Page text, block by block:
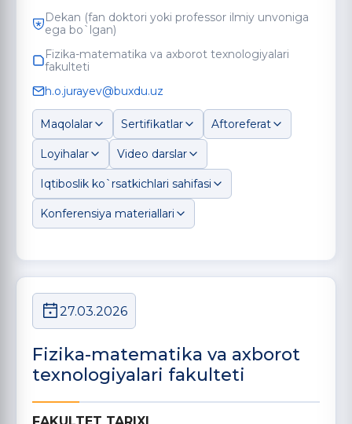
Dekan (fan doktori yoki professor ilmiy unvoniga
ega bo`lgan)
Fizika-matematika va axborot texnologiyalari
fakulteti
h.o.jurayev@buxdu.uz
Maqolalar Sertifikatlar Aftoreferat
Loyihalar Video darslar
Iqtiboslik ko`rsatkichlari sahifasi
Konferensiya materiallari
27.03.2026
Fizika-matematika va axborot
texnologiyalari fakulteti